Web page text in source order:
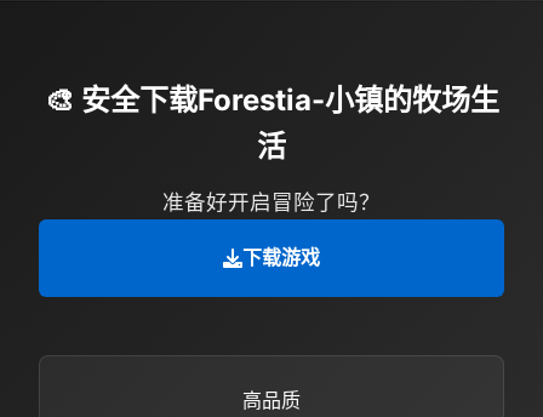
🎨 安全下载Forestia-小镇的牧场生
活
准备好开启冒险了吗？
下载游戏
高品质